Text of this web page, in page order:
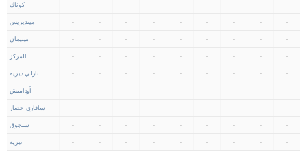
كوناك - - - - - - - - -
مينديريس - - - - - - - - -
مينيمان - - - - - - - - -
المركز - - - - - - - - -
نارلي ديريه - - - - - - - - -
أوداميش - - - - - - - - -
سافاري حصار - - - - - - - - -
سلجوق - - - - - - - - -
تيريه - - - - - - - - -